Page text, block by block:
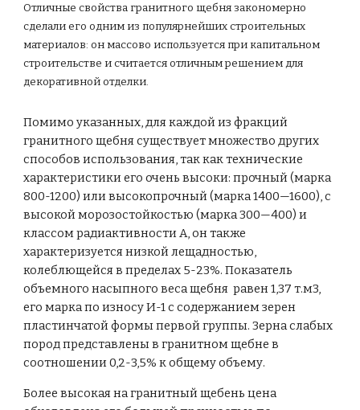
Отличные свойства гранитного щебня закономерно
сделали его одним из популярнейших строительных
материалов: он массово используется при капитальном
строительстве и считается отличным решением для
декоративной отделки.
Помимо указанных, для каждой из фракций
гранитного щебня существует множество других
способов использования, так как технические
характеристики его очень высоки: прочный (марка
800-1200) или высокопрочный (марка 1400—1600), с
высокой морозостойкостью (марка 300—400) и
классом радиактивности А, он также
характеризуется низкой лещадностью,
колеблющейся в пределах 5-23%. Показатель
объемного насыпного веса щебня равен 1,37 т.м3,
его марка по износу И-1 с содержанием зерен
пластинчатой формы первой группы. Зерна слабых
пород представлены в гранитном щебне в
соотношении 0,2-3,5% к общему объему.
Более высокая на гранитный щебень цена